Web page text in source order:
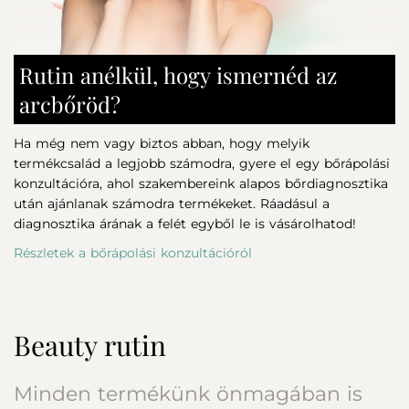
Beauty rutin
Minden termékünk önmagában is
Rutin anélkül, hogy ismernéd az
arcbőröd?
Ha még nem vagy biztos abban, hogy melyik
termékcsalád a legjobb számodra, gyere el egy bőrápolási
konzultációra, ahol szakembereink alapos bőrdiagnosztika
után ajánlanak számodra termékeket. Ráadásul a
diagnosztika árának a felét egyből le is vásárolhatod!
Részletek a bőrápolási konzultációról